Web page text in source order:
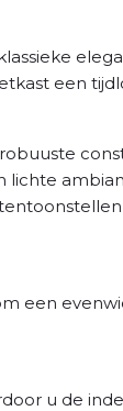
een
lichte
een
u de